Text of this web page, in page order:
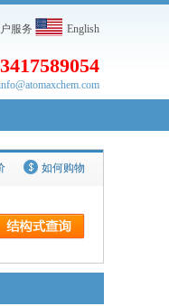
服务 English
如何购物